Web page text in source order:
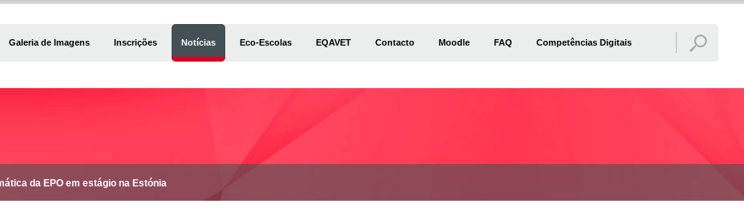
Galeria de Imagens Inscrições Notícias Eco-Escolas EQAVET Contacto Moodle FAQ Competências Digitais
da EPO em estágio na Estónia